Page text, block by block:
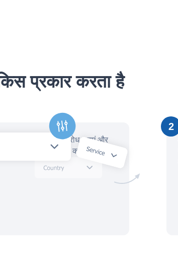
प्रकार करता है
AI सहायक के साथ अनुरोध बनाएं और
वकीलों से ऑफ़र प्राप्त करें
2